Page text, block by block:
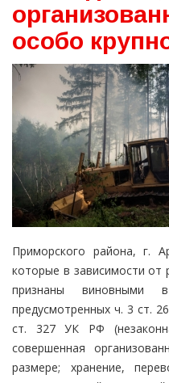
особо
Приморского района, г.
которые в зависимости от
признаны виновными в
предусмотренных ч. 3 ст.
ст. 327 УК РФ
совершенная
размере; хранение,